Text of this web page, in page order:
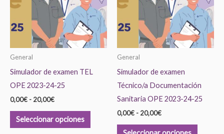
General
Simulador de examen TEL
OPE 2023-24-25
0,00€ - 20,00€
20,00€
Seleccionar opciones
variantes.
Las
opciones
General
Simulador de examen
Técnico/a Documentación
Sanitaria OPE 2023-24-25
0,00€ - 20,00€
20,00€
Las